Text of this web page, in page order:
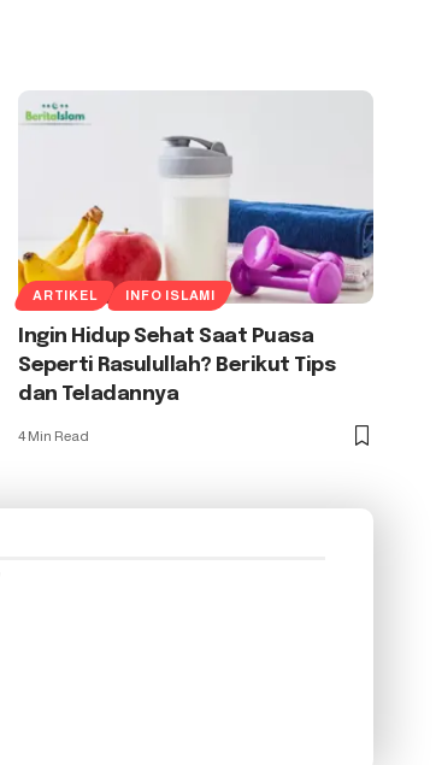
ARTIKEL INFO ISLAMI
Ingin Hidup Sehat Saat Puasa
Seperti Rasulullah? Berikut Tips
dan Teladannya
4 Min Read